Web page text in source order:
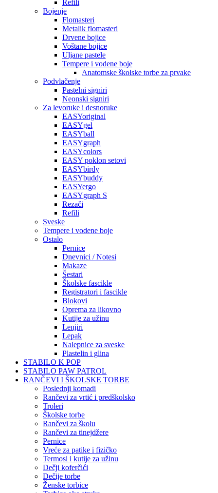
Refili
Bojenje
Flomasteri
Metalik flomasteri
Drvene bojice
Voštane bojice
Uljane pastele
Tempere i vodene boje
Anatomske školske torbe za prvake
Podvlačenje
Pastelni signiri
Neonski signiri
Za levoruke i desnoruke
EASYoriginal
EASYgel
EASYball
EASYgraph
EASYcolors
EASY poklon setovi
EASYbirdy
EASYbuddy
EASYergo
EASYgraph S
Rezači
Refili
Sveske
Tempere i vodene boje
Ostalo
Pernice
Dnevnici / Notesi
Makaze
Šestari
Školske fascikle
Registratori i fascikle
Blokovi
Oprema za likovno
Kutije za užinu
Lenjiri
Lepak
Nalepnice za sveske
Plastelin i glina
STABILO K POP
STABILO PAW PATROL
RANČEVI I ŠKOLSKE TORBE
Poslednji komadi
Rančevi za vrtić i predškolsko
Troleri
Školske torbe
Rančevi za školu
Rančevi za tinejdžere
Pernice
Vreće za patike i fizičko
Termosi i kutije za užinu
Dečji koferčići
Dečije torbe
Ženske torbice